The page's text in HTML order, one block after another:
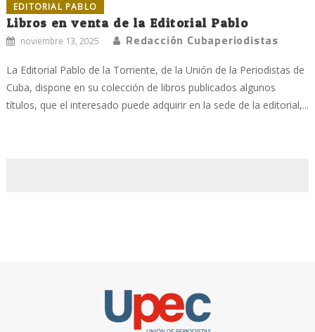
EDITORIAL PABLO
Libros en venta de la Editorial Pablo
noviembre 13, 2025 Redacción Cubaperiodistas
La Editorial Pablo de la Torriente, de la Unión de la Periodistas de
Cuba, dispone en su colección de libros publicados algunos
títulos, que el interesado puede adquirir en la sede de la editorial,...